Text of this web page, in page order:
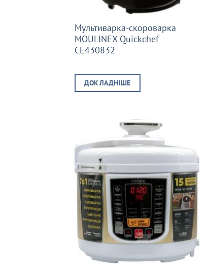
Мультиварка-скороварка
MOULINEX Quickchef
CE430832
ДОКЛАДНІШЕ